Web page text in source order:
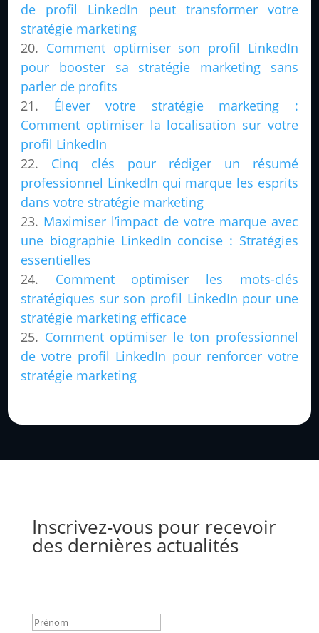
de profil LinkedIn peut transformer votre
stratégie marketing
Comment optimiser son profil LinkedIn
pour booster sa stratégie marketing sans
parler de profits
Élever votre stratégie marketing :
Comment optimiser la localisation sur votre
profil LinkedIn
Cinq clés pour rédiger un résumé
professionnel LinkedIn qui marque les esprits
dans votre stratégie marketing
Maximiser l’impact de votre marque avec
une biographie LinkedIn concise : Stratégies
essentielles
Comment optimiser les mots-clés
stratégiques sur son profil LinkedIn pour une
stratégie marketing efficace
Comment optimiser le ton professionnel
de votre profil LinkedIn pour renforcer votre
stratégie marketing
Inscrivez-vous pour recevoir
des dernières actualités